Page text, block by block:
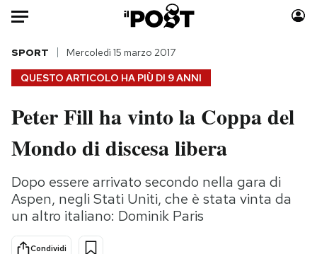
Auto
HOME
Italia
Politica
Tecnologia
Internet
Scienza
Cultura
Moda
Consumismi
Storie/Idee
Ok Boomer!
Media
QUESTO ARTICOLO HA PIÙ DI 9 ANNI
SPORT Mercoledì 15 marzo 2017
Peter Fill ha vinto la Coppa del
Mondo di discesa libera
Dopo essere arrivato secondo nella gara di
Aspen, negli Stati Uniti, che è stata vinta da
un altro italiano: Dominik Paris
Condividi